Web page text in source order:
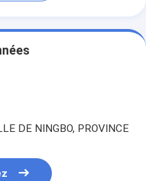
DE NINGBO, PROVINCE